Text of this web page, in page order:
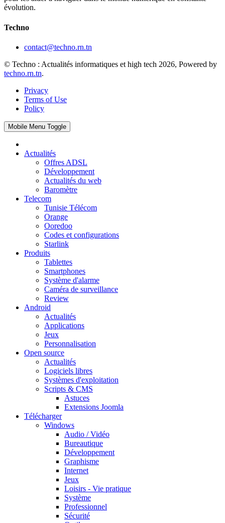
évolution.
Techno
contact@techno.rn.tn
© Techno : Actualités informatiques et high tech 2026, Powered by
techno.rn.tn.
Privacy
Terms of Use
Policy
Mobile Menu Toggle
Actualités
Offres ADSL
Développement
Actualités du web
Baromètre
Telecom
Tunisie Télécom
Orange
Ooredoo
Codes et configurations
Starlink
Produits
Tablettes
Smartphones
Système d'alarme
Caméra de surveillance
Review
Android
Actualités
Applications
Jeux
Personnalisation
Open source
Actualités
Logiciels libres
Systèmes d'exploitation
Scripts & CMS
Astuces
Extensions Joomla
Télécharger
Windows
Audio / Vidéo
Bureautique
Développement
Graphisme
Internet
Jeux
Loisirs - Vie pratique
Système
Professionnel
Sécurité